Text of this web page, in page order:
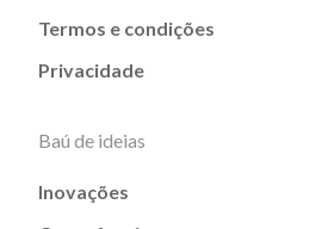
Termos e condições
Privacidade
Baú de ideias
Inovações